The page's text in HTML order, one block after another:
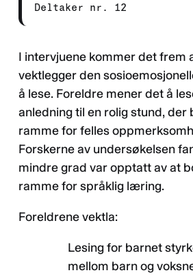
Deltaker nr. 12
I intervjuene kommer det frem
vektlegger den
å lese. Foreldre mener det å
anledning til en rolig stund, der
ramme for felles
Forskerne av undersøkelsen
mindre grad var opptatt av at
ramme for språklig læring.
Foreldrene vektla:
Lesing for barnet
mellom barn og